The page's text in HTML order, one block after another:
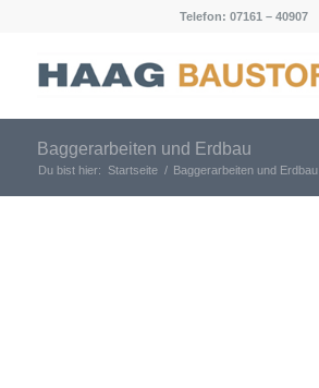
Telefon: 07161 – 40907
Baggerarbeiten und Erdbau
Du bist hier: Startseite / Baggerarbeiten und Erdbau